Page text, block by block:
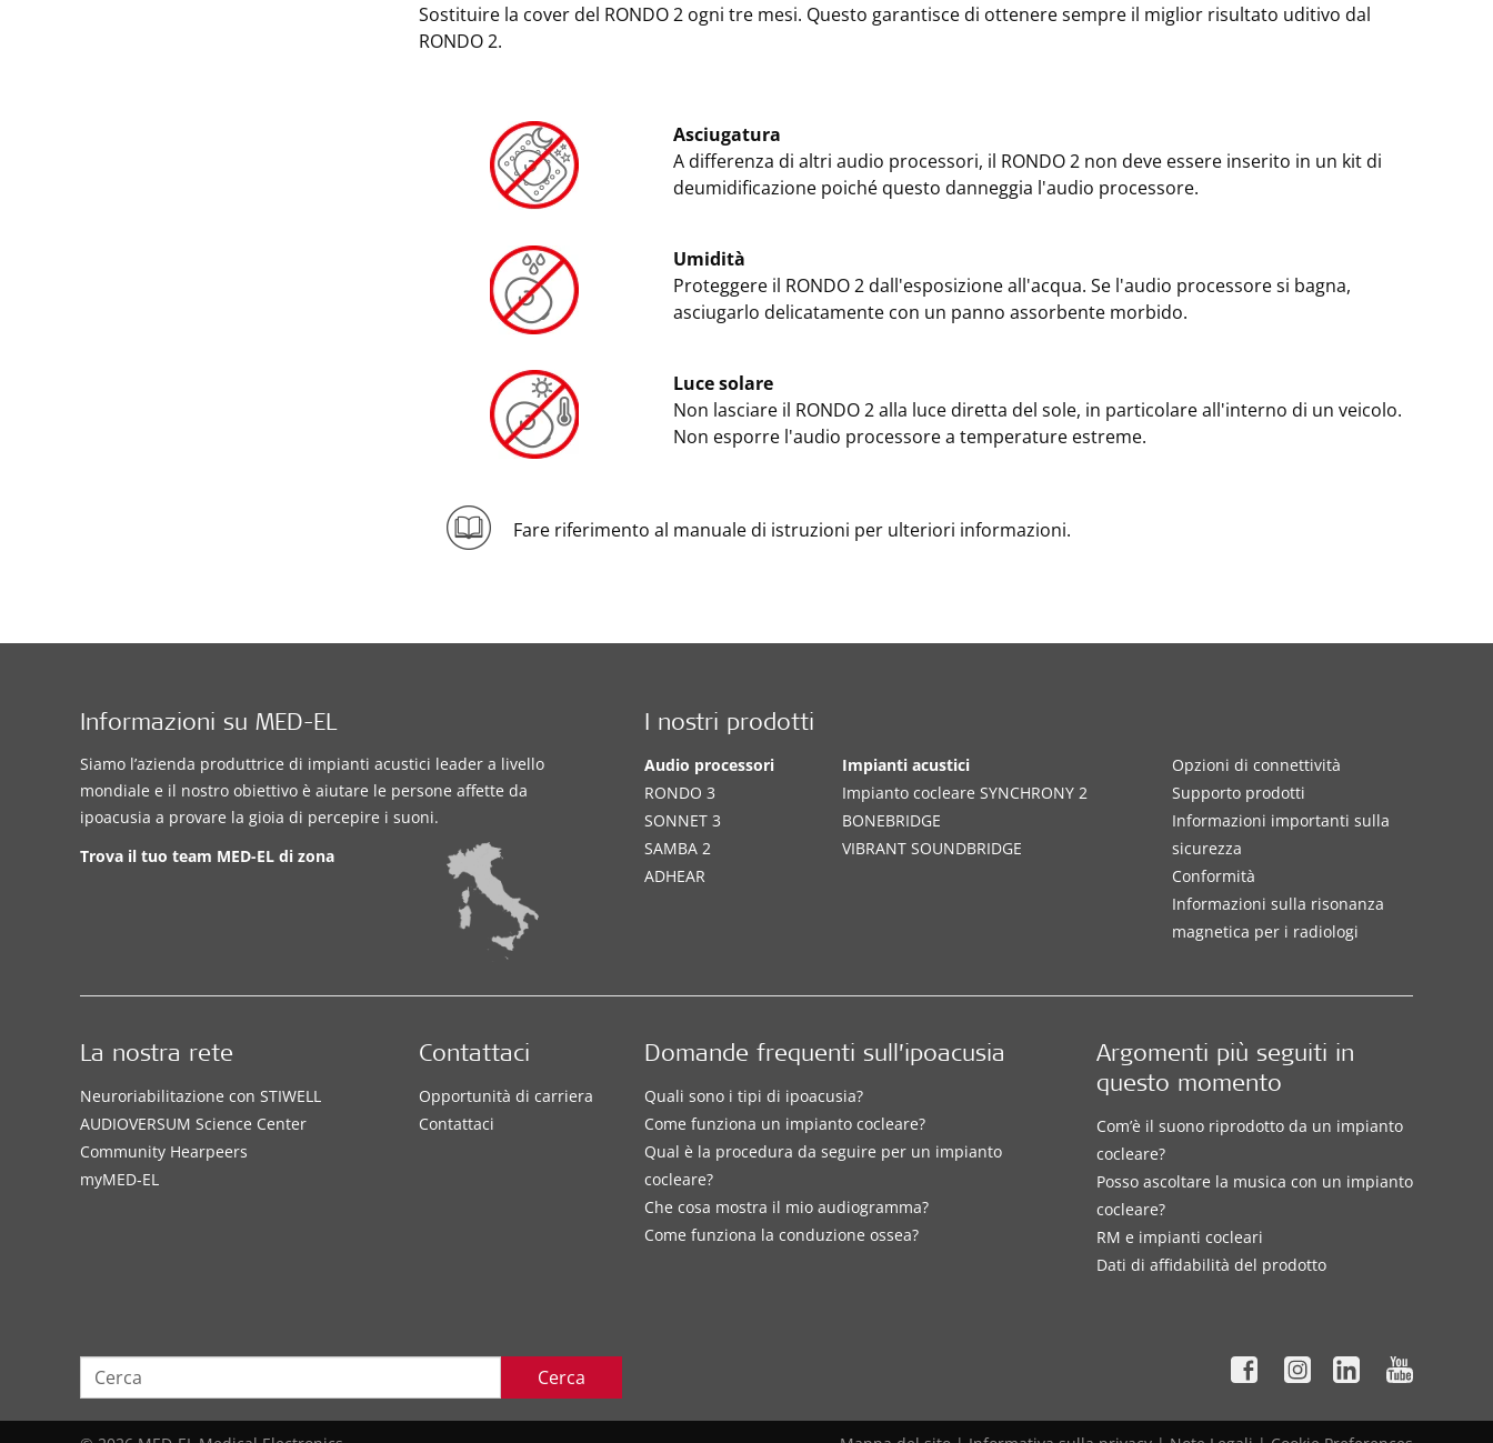
Sostituire la cover del RONDO 2 ogni tre mesi. Questo garantisce di ottenere sempre il miglior risultato uditivo dal
RONDO 2.
Asciugatura
A differenza di altri audio processori, il RONDO 2 non deve essere inserito in un kit di
deumidificazione poiché questo danneggia l'audio processore.
Umidità
Proteggere il RONDO 2 dall'esposizione all'acqua. Se l'audio processore si bagna,
asciugarlo delicatamente con un panno assorbente morbido.
Luce solare
Non lasciare il RONDO 2 alla luce diretta del sole, in particolare all'interno di un veicolo.
Non esporre l'audio processore a temperature estreme.
Fare riferimento al manuale di istruzioni per ulteriori informazioni.
Informazioni su MED-EL
Siamo l’azienda produttrice di impianti acustici leader a livello
mondiale e il nostro obiettivo è aiutare le persone affette da
ipoacusia a provare la gioia di percepire i suoni.
Trova il tuo team MED-EL di zona
I nostri prodotti
Audio processori
RONDO 3
SONNET 3
SAMBA 2
ADHEAR
Impianti acustici
Impianto cocleare SYNCHRONY 2
BONEBRIDGE
VIBRANT SOUNDBRIDGE
Opzioni di connettività
Supporto prodotti
Informazioni importanti sulla
sicurezza
Conformità
Informazioni sulla risonanza
magnetica per i radiologi
Domande frequenti sull’ipoacusia
Quali sono i tipi di ipoacusia?
Come funziona un impianto cocleare?
Qual è la procedura da seguire per un impianto
cocleare?
Che cosa mostra il mio audiogramma?
Come funziona la conduzione ossea?
Argomenti più seguiti in
questo momento
Com’è il suono riprodotto da un impianto
cocleare?
Posso ascoltare la musica con un impianto
cocleare?
RM e impianti cocleari
Dati di affidabilità del prodotto
La nostra rete
Neuroriabilitazione con STIWELL
AUDIOVERSUM Science Center
Community Hearpeers
myMED‑EL
Contattaci
Opportunità di carriera
Contattaci
Cerca